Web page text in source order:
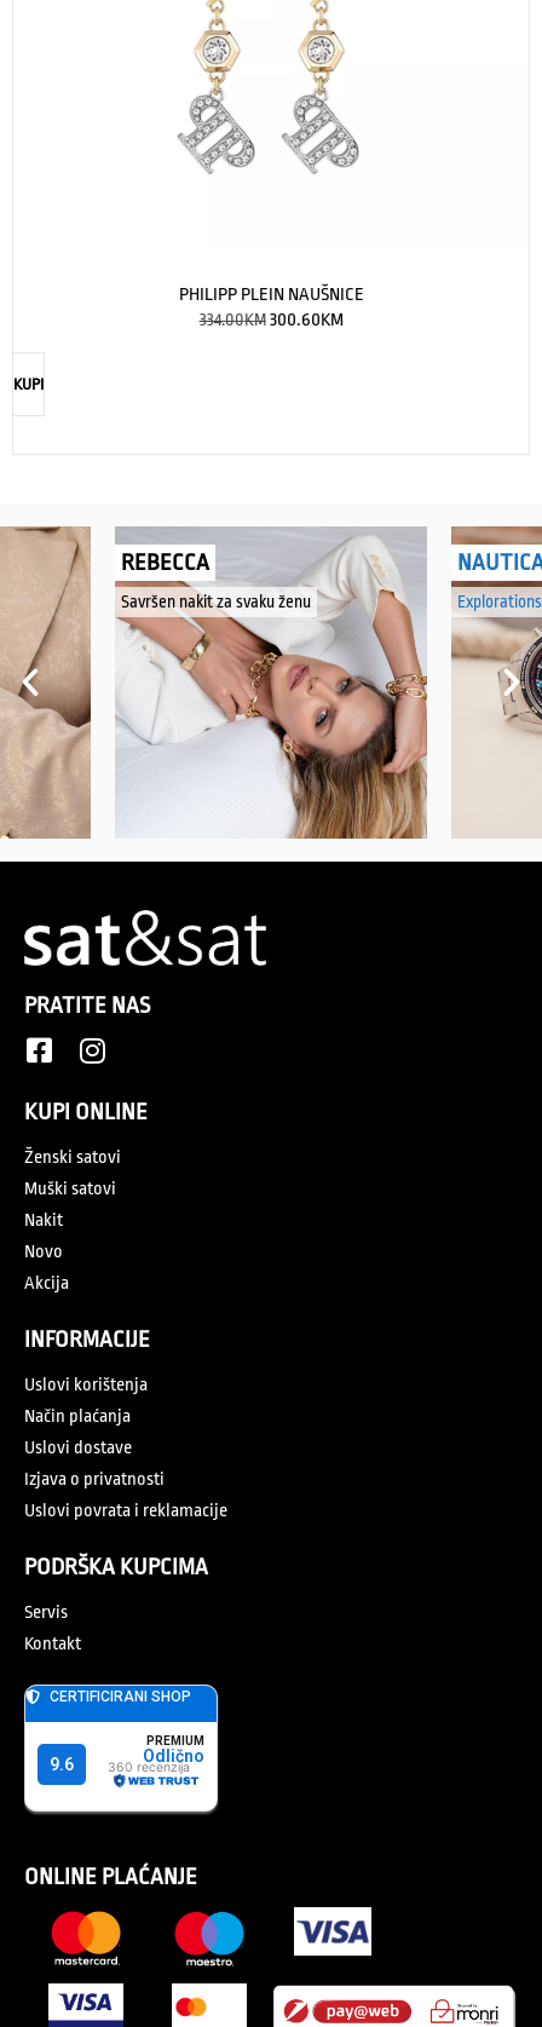
PHILIPP PLEIN NAUŠNICE
334.00KM 300.60KM
KUPI
REBECCA
Savršen nakit za svaku ženu
PRATITE NAS
KUPI ONLINE
Ženski satovi
Muški satovi
Nakit
Novo
Akcija
INFORMACIJE
Uslovi korištenja
Način plaćanja
Uslovi dostave
Izjava o privatnosti
Uslovi povrata i reklamacije
PODRŠKA KUPCIMA
Servis
Kontakt
ONLINE PLAĆANJE